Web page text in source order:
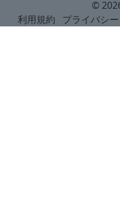
©
利用規約
プライバシー